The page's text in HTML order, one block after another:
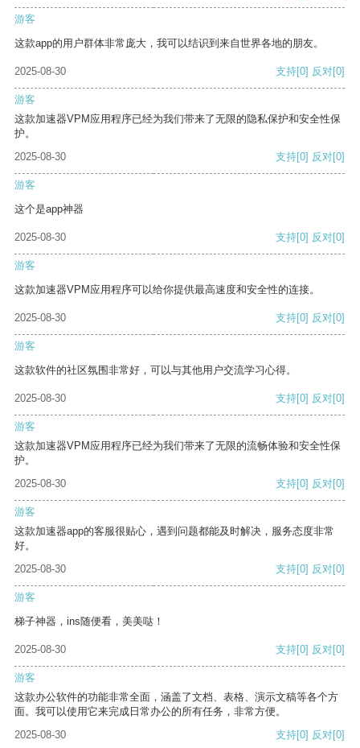
游客
这款app的用户群体非常庞大，我可以结识到来自世界各地的朋友。
2025-08-30 支持[0] 反对[0]
游客
这款加速器VPM应用程序已经为我们带来了无限的隐私保护和安全性保
护。
2025-08-30
支持[0] 反对[0]
游客
这个是app神器
2025-08-30 支持[0] 反对[0]
游客
这款加速器VPM应用程序可以给你提供最高速度和安全性的连接。
2025-08-30 支持[0] 反对[0]
游客
这款软件的社区氛围非常好，可以与其他用户交流学习心得。
2025-08-30 支持[0] 反对[0]
游客
这款加速器VPM应用程序已经为我们带来了无限的流畅体验和安全性保
护。
2025-08-30
支持[0] 反对[0]
游客
这款加速器app的客服很贴心，遇到问题都能及时解决，服务态度非常
好。
2025-08-30
支持[0] 反对[0]
游客
梯子神器，ins随便看，美美哒！
2025-08-30 支持[0] 反对[0]
游客
这款办公软件的功能非常全面，涵盖了文档、表格、演示文稿等各个方
面。我可以使用它来完成日常办公的所有任务，非常方便。
2025-08-30
支持[0] 反对[0]